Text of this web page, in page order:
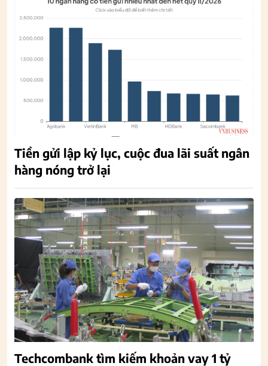
Tiền gửi lập kỷ lục, cuộc đua lãi suất ngân
hàng nóng trở lại
Techcombank tìm kiếm khoản vay 1 tỷ